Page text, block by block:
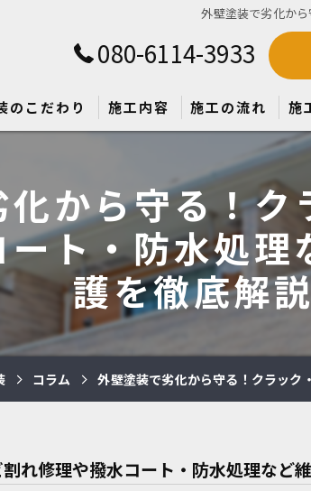
外壁塗装で劣化か
080-6114-3933
のこだわり 施工内容 施工の流れ 施
から守る！
ト・防水処理
護を徹底解説
コラム 外壁塗装で劣化から守る！クラック
れ修理や撥水コート・防水処理など